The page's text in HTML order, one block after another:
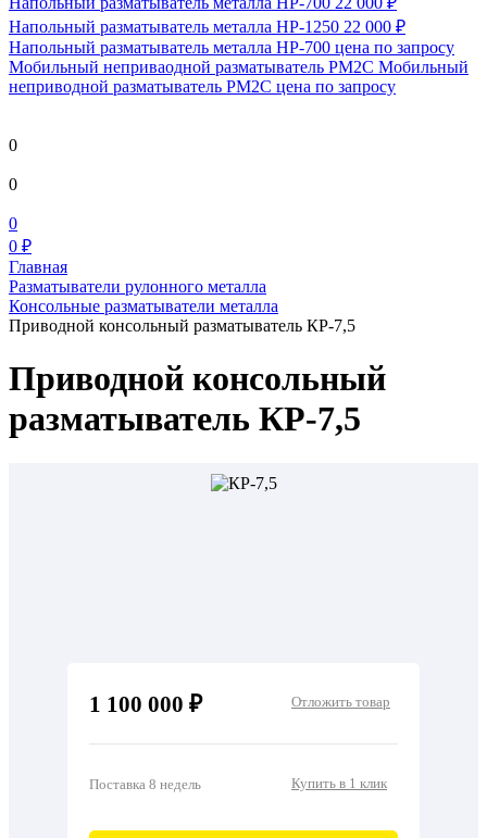
Напольный разматыватель металла HP-1250 22 000 ₽
Напольный разматыватель металла HP-700 цена по запросу
Мобильный непривaодной разматыватель РМ2С Мобильный
неприводной разматыватель РМ2С цена по запросу
0
0
0
0 ₽
Главная
Разматыватели рулонного металла
Консольные разматыватели металла
Приводной консольный разматыватель КР-7,5
Приводной консольный
разматыватель КР-7,5
1 100 000 ₽ Отложить товар
Поставка 8 недель Купить в 1 клик